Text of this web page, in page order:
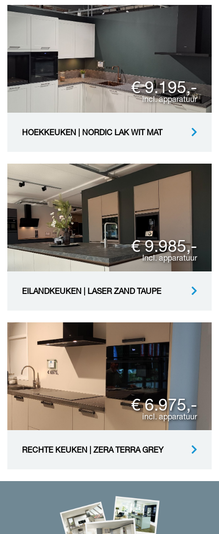
€ 9.195,-
incl. apparatuur
HOEKKEUKEN | NORDIC LAK WIT MAT
€ 9.985,-
Incl. apparatuur
EILANDKEUKEN | LASER ZAND TAUPE
€ 6.975,-
incl. apparatuur
RECHTE KEUKEN | ZERA TERRA GREY